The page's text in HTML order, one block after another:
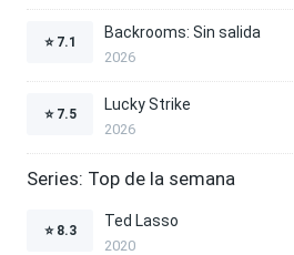
⭐ 7.1
Backrooms: Sin salida
2026
⭐ 7.5
Lucky Strike
2026
Series: Top de la semana
⭐ 8.3
Ted Lasso
2020